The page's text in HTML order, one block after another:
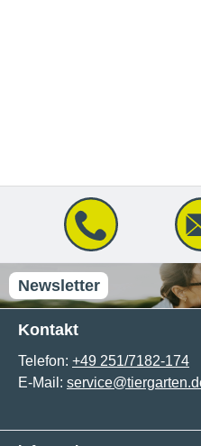
Newsletter
Kontakt
Telefon: +49 251/7182-174
E-Mail: